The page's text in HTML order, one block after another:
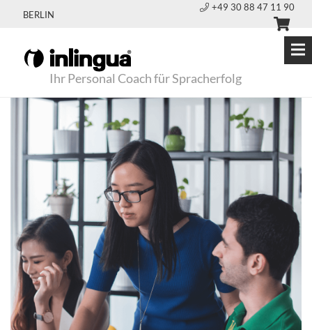
BERLIN
+49 30 88 47 11 90
Ihr Personal Coach für Spracherfolg